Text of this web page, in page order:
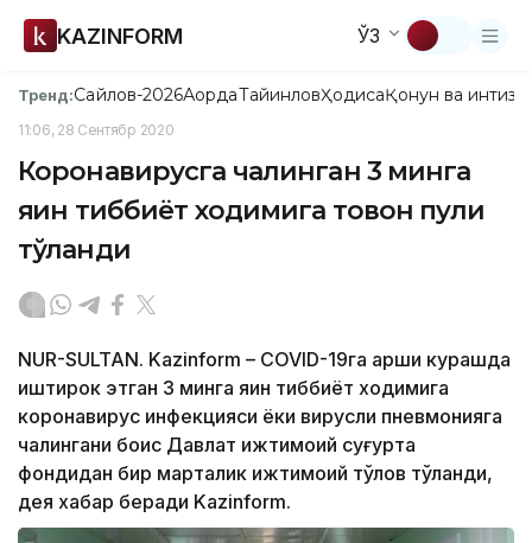
KAZINFORM ЎЗ
Тренд:Сайлов-2026АқордаТайинловҲодисаҚонун ва
11:06, 28 Сентябр 2020
Коронавирусга чалинган 3 минга
яқин тиббиёт ходимига товон пули
тўланди
NUR-SULTAN. Kazinform – COVID-19га қарши курашда
иштирок этган 3 минга яқин тиббиёт ходимига
коронавирус инфекцияси ёки вирусли пневмонияга
чалингани боис Давлат ижтимоий суғурта
фондидан бир марталик ижтимоий тўлов тўланди,
дея хабар беради Kazinform.